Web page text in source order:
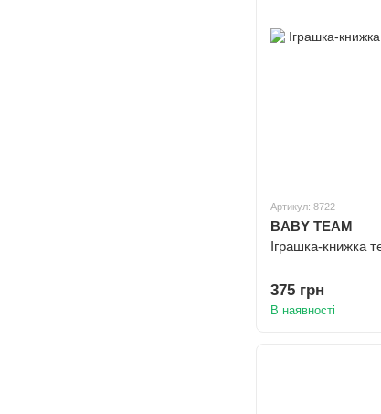
Артикул: 8722
BABY TEAM
Іграшка-книжка
375 грн
В наявності